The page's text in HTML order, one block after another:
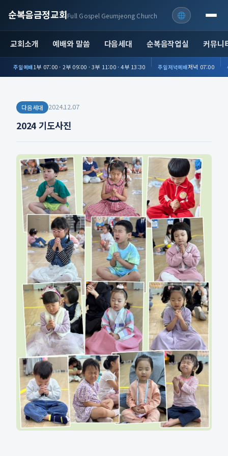
순복음금정교회Full Gospel Geumjeong Church
교회소개 예배와 말씀 다음세대 순복음작업실 커뮤니
주일예배1부 07:00 · 2부 09:00 · 3부 11:00 · 4부 13:30 주일저녁예배저녁 07:00
다음세대 2024.12.07
2024 기도사진